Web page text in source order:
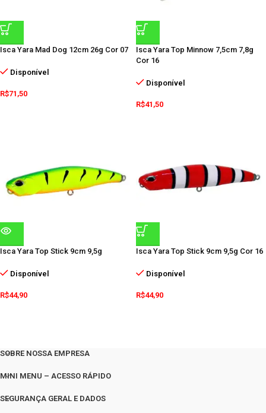
Isca Yara Mad Dog 12cm 26g Cor 07
Disponível
R$71,50
Isca Yara Top Minnow 7,5cm 7,8g
Cor 16
Disponível
R$41,50
Isca Yara Top Stick 9cm 9,5g
Disponível
R$44,90
Isca Yara Top Stick 9cm 9,5g Cor 16
Disponível
R$44,90
SOBRE NOSSA EMPRESA
MINI MENU – ACESSO RÁPIDO
SEGURANÇA GERAL E DADOS